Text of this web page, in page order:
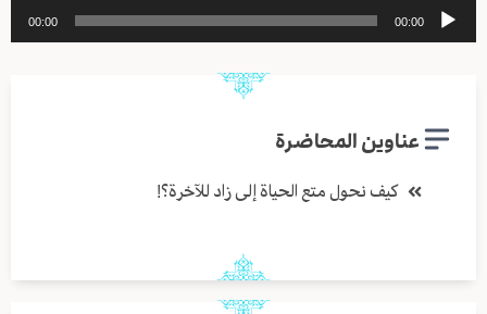
مشغل
الصوت
00:00
00:00
عناوين المحاضرة
كيف نحول متع الحياة إلى زاد للآخرة؟!